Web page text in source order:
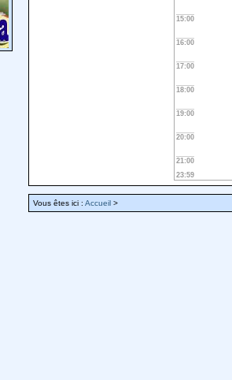
15:00
16:00
17:00
18:00
19:00
20:00
21:00
23:59
Vous êtes ici : Accueil >